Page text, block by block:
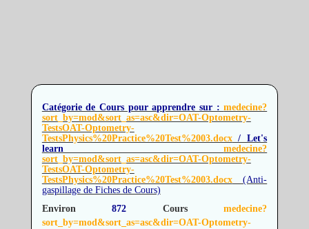
Catégorie de Cours pour apprendre sur :medecine?
sort_by=mod&sort_as=asc&dir=OAT-Optometry-
TestsOAT-Optometry-
TestsPhysics%20Practice%20Test%2003.docx/ Let's
learnmedecine?
sort_by=mod&sort_as=asc&dir=OAT-Optometry-
TestsOAT-Optometry-
TestsPhysics%20Practice%20Test%2003.docx(Anti-
gaspillage de Fiches de Cours)
Environ872 Coursmedecine?
sort_by=mod&sort_as=asc&dir=OAT-Optometry-